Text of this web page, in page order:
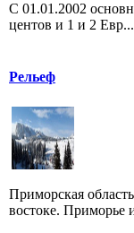
С 01.01.2002
центов и 1 и 2 Евр...
Рельеф
Приморская
востоке. Приморье